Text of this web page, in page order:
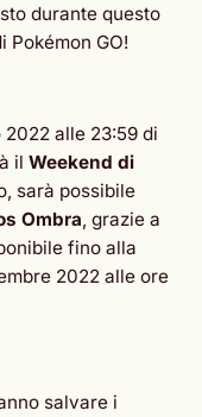
durante questo
Pokémon GO!
alle 23:59 di
il Weekend di
sarà possibile
Ombra, grazie a
fino alla
2022 alle ore
salvare i